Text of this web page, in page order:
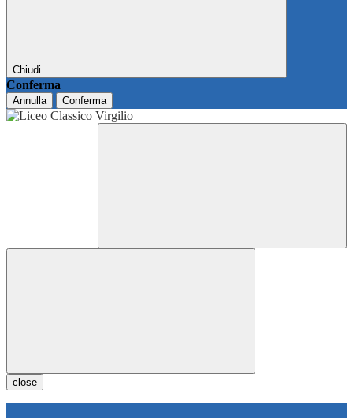
Chiudi
Conferma
Annulla Conferma
close